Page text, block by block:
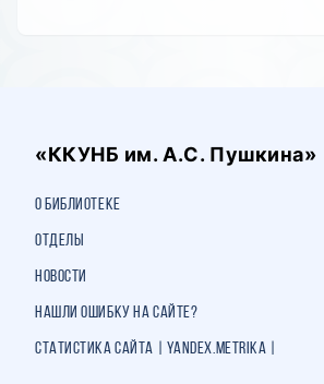
«ККУНБ им. А.С. Пушкина»
О библиотеке
Отделы
Новости
Нашли ошибку на сайте?
Статистика сайта | Yandex.Metrika |